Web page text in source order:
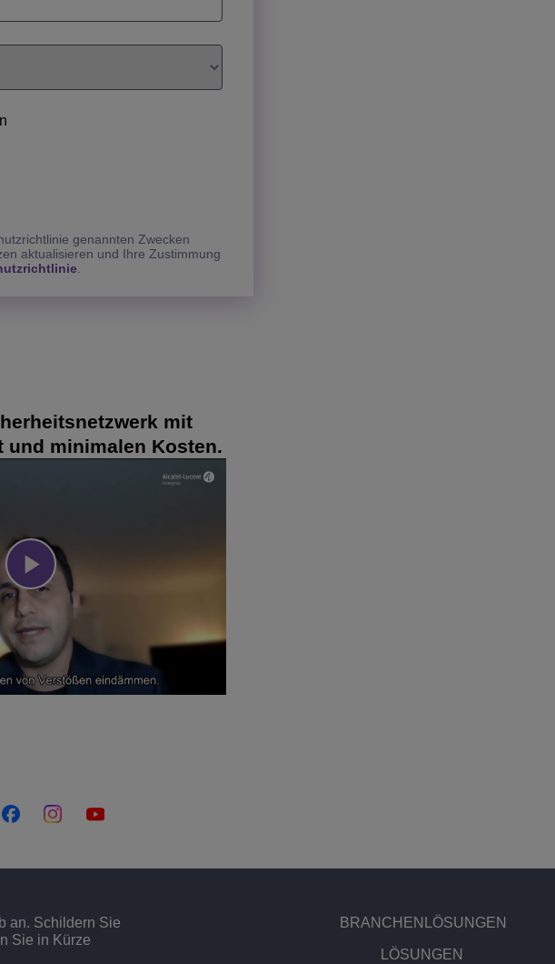
genannten Zwecken
aktualisieren und Ihre Zustimmung
mit
und minimalen Kosten.
Play
Video
an. Schildern Sie
Sie in Kürze
BRANCHENLÖSUNGEN
LÖSUNGEN